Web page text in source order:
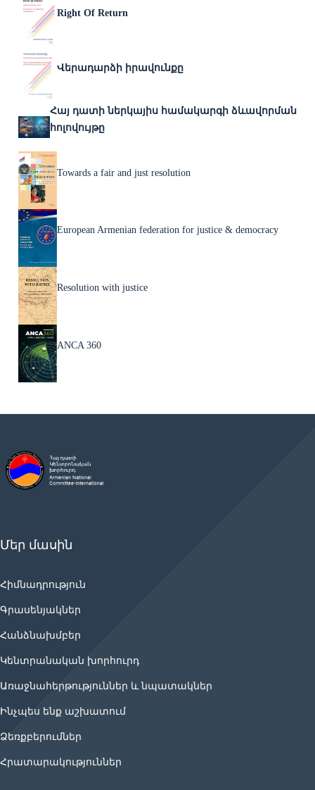
Right Of Return
Վերադարձի իրավունքը
Հայ դատի ներկայիս համակարգի ձևավորման
հոլովույթը
Towards a fair and just resolution
European Armenian federation for justice & democracy
Resolution with justice
ANCA 360
Մեր մասին
Հիմնադրություն
Գրասենյակներ
Հանձնախմբեր
Կենտրանական խորհուրդ
Առաջնահերթություններ և նպատակներ
Ինչպես ենք աշխատում
Ձեռքբերումներ
Հրատարակություններ